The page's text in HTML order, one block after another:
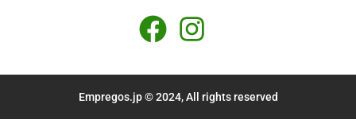
Empregos.jp © 2024, All rights reserved